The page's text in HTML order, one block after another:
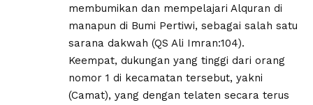
membumikan dan mempelajari Alquran di
manapun di Bumi Pertiwi, sebagai salah satu
sarana dakwah (QS Ali Imran:104).
Keempat, dukungan yang tinggi dari orang
nomor 1 di kecamatan tersebut, yakni
(Camat), yang dengan telaten secara terus